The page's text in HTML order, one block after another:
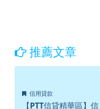
推薦文章
信用貸款
【PTT信貸精華區】信